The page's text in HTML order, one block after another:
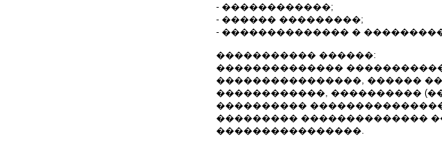
- ������������;
- ������ ���������;
- �������������� �
����������� ������:
��������������
����������������, ������
������������, ����������
����������
��������� ��������������
����������������.